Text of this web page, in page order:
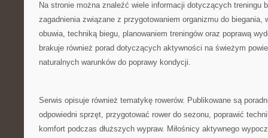
Na stronie można znaleźć wiele informacji dotyczących treningu
zagadnienia związane z przygotowaniem organizmu do biegania,
obuwia, techniką biegu, planowaniem treningów oraz poprawą
brakuje również porad dotyczących aktywności na świeżym
naturalnych warunków do poprawy kondycji.
Serwis opisuje również tematykę rowerów. Publikowane są
odpowiedni sprzęt, przygotować rower do sezonu, poprawić
komfort podczas dłuższych wypraw. Miłośnicy aktywnego